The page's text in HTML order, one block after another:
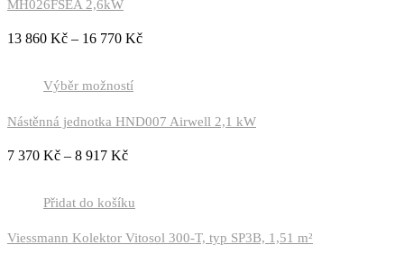
MH026FSEA 2,6kW
13 860 Kč – 16 770 Kč
Výběr možností
Nástěnná jednotka HND007 Airwell 2,1 kW
7 370 Kč – 8 917 Kč
Přidat do košíku
Viessmann Kolektor Vitosol 300-T, typ SP3B, 1,51 m²